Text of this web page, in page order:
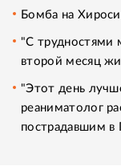
Бомба на
"С трудностями
второй месяц
"Этот день
реаниматолог
пострадавшим в